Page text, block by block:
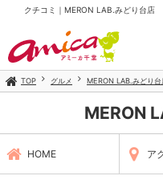
クチコミ｜MERON LAB.みどり台店
TOP グルメ MERON LAB.みどり台
MERON
HOME ア